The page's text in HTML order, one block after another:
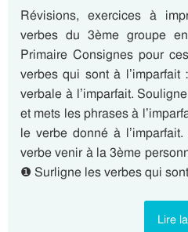
Révisions, exercices à
verbes du 3ème groupe
Primaire Consignes pour
verbes qui sont à
verbale à l’imparfait.
et mets les phrases à
le verbe donné à
verbe venir à la 3ème
❶ Surligne les verbes qui
Lire